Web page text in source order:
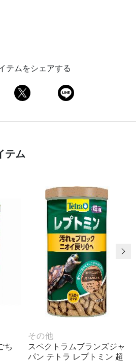
テムをシェアする
テム
ち
その他
スペクトラムブランズジャ
パン テトラ レプトミン 超
次